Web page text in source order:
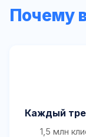
Почему
Каждый
1,5 млн